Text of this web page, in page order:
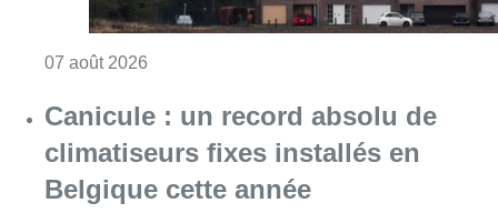
07 août 2026
Canicule : un record absolu de
climatiseurs fixes installés en
Belgique cette année